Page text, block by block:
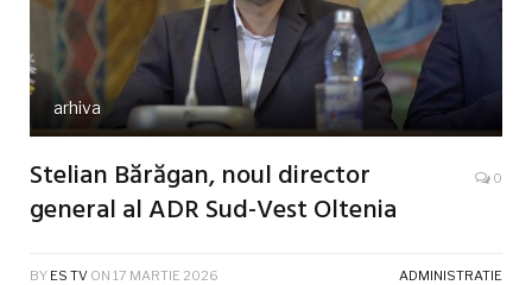
arhiva
Stelian Bărăgan, noul director
general al ADR Sud-Vest Oltenia
0
BY ES TV ON 17 MARTIE 2026 ADMINISTRATIE